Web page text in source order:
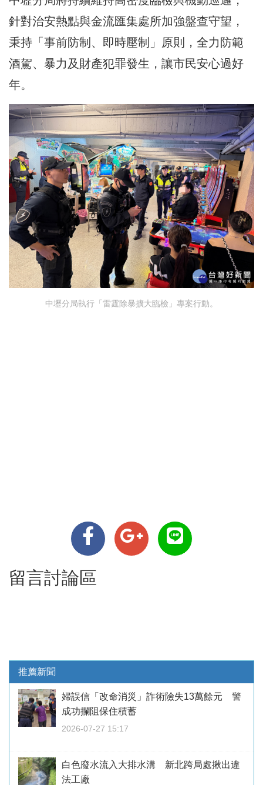
針對治安熱點與金流匯集處所加強盤查守望，
秉持「事前防制、即時壓制」原則，全力防範
酒駕、暴力及財產犯罪發生，讓市民安心過好
年。
中壢分局執行「雷霆除暴擴大臨檢」專案行動。
留言討論區
推薦新聞
婦誤信「改命消災」詐術險失13萬餘元 警
成功攔阻保住積蓄
2026-07-27 15:17
白色廢水流入大排水溝 新北跨局處揪出違
法工廠